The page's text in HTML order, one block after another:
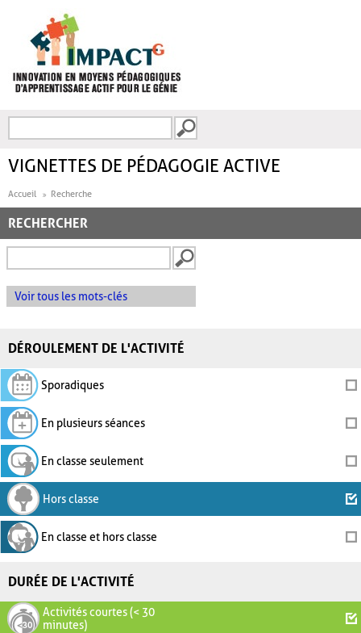
FORMULAIRE DE
VIGNETTES DE PÉDAGOGIE ACTIVE
Accueil Recherche
RECHERCHER
Voir tous les mots-clés
DÉROULEMENT DE L'ACTIVITÉ
Sporadiques
En plusieurs séances
En classe seulement
Hors classe
En classe et hors classe
DURÉE DE L'ACTIVITÉ
Activités courtes (< 30
minutes)